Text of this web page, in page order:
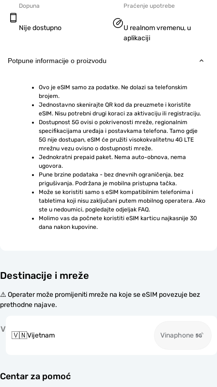
Dopuna
Nije dostupno
Praćenje upotrebe
U realnom vremenu, u
aplikaciji
Potpune informacije o proizvodu
Ovo je eSIM samo za podatke. Ne dolazi sa telefonskim
brojem.
Jednostavno skenirajte QR kod da preuzmete i koristite
eSIM. Nisu potrebni drugi koraci za aktivaciju ili registraciju.
Dostupnost 5G ovisi o pokrivenosti mreže, regionalnim
specifikacijama uređaja i postavkama telefona. Tamo gdje
5G nije dostupan, eSIM će pružiti visokokvalitetnu 4G LTE
mrežnu vezu ovisno o dostupnosti mreže.
Jednokratni prepaid paket. Nema auto-obnova, nema
ugovora.
Pune brzine podataka - bez dnevnih ograničenja, bez
prigušivanja. Podržana je mobilna pristupna tačka.
Može se koristiti samo s eSIM kompatibilnim telefonima i
tabletima koji nisu zaključani putem mobilnog operatera. Ako
ste u nedoumici, pogledajte odjeljak FAQ.
Molimo vas da počnete koristiti eSIM karticu najkasnije 30
dana nakon kupovine.
Destinacije i mreže
⚠️ Operater može promijeniti mreže na koje se eSIM povezuje bez
prethodne najave.
V
🇻🇳Vijetnam Vinaphone
Centar za pomoć